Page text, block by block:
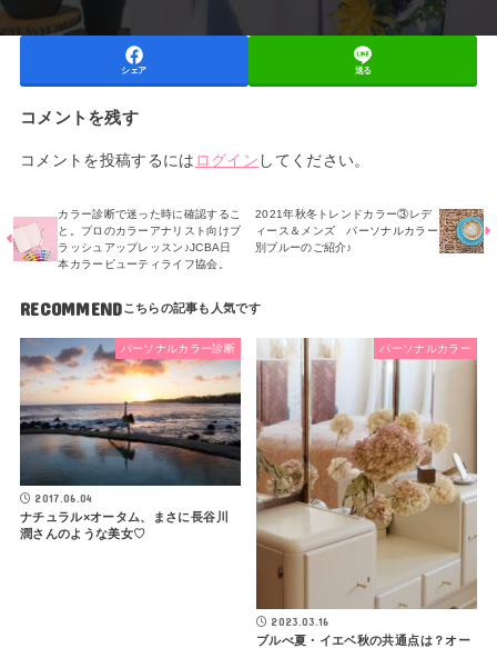
シェア 送る
コメントを残す
コメントを投稿するには ログイン してください。
カラー診断で迷った時に確認するこ
と。プロのカラーアナリスト向けブ
ラッシュアップレッスン♪JCBA日
本カラービューティライフ協会。
2021年秋冬トレンドカラー③レデ
ィース＆メンズ パーソナルカラー
別ブルーのご紹介♪
RECOMMEND
パーソナルカラー診断
2017.06.04
ナチュラル×オータム、まさに長谷川
潤さんのような美女♡
パーソナルカラー
2023.03.16
ブルべ夏・イエベ秋の共通点は？オー